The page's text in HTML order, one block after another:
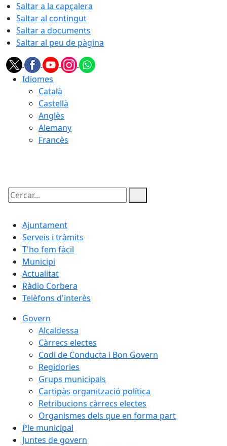
Saltar a la capçalera
Saltar al contingut
Saltar a documents
Saltar al peu de pàgina
Idiomes
Català
Castellà
Anglès
Alemany
Francès
Cercar:
Ajuntament
Serveis i tràmits
T'ho fem fàcil
Municipi
Actualitat
Ràdio Corbera
Telèfons d'interès
Govern
Alcaldessa
Càrrecs electes
Codi de Conducta i Bon Govern
Regidories
Grups municipals
Cartipàs organització política
Retribucions càrrecs electes
Organismes dels que en forma part
Ple municipal
Juntes de govern